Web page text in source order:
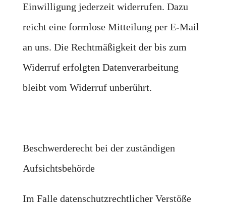
Einwilligung jederzeit widerrufen. Dazu
reicht eine formlose Mitteilung per E-Mail
an uns. Die Rechtmäßigkeit der bis zum
Widerruf erfolgten Datenverarbeitung
bleibt vom Widerruf unberührt.
Beschwerderecht bei der zuständigen
Aufsichtsbehörde
Im Falle datenschutzrechtlicher Verstöße